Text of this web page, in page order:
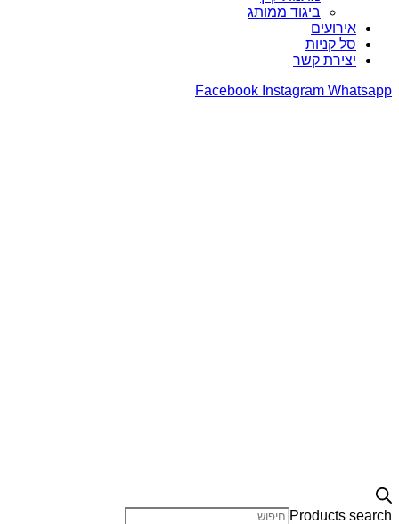
ביגוד ממותג
אירועים
סל קניות
יצירת קשר
Facebook Instagram Whatsapp
Products search